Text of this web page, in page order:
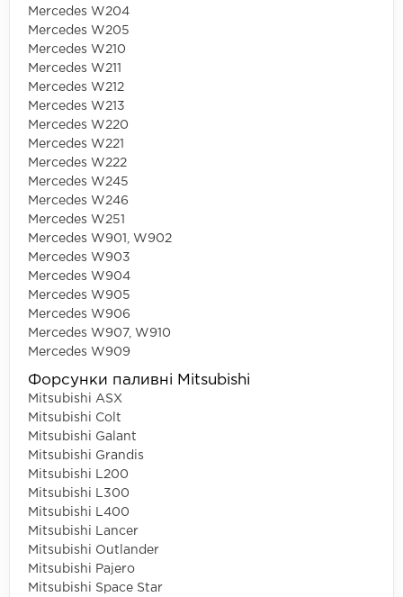
Mercedes W204
Mercedes W205
Mercedes W210
Mercedes W211
Mercedes W212
Mercedes W213
Mercedes W220
Mercedes W221
Mercedes W222
Mercedes W245
Mercedes W246
Mercedes W251
Mercedes W901, W902
Mercedes W903
Mercedes W904
Mercedes W905
Mercedes W906
Mercedes W907, W910
Mercedes W909
Форсунки паливні Mitsubishi
Mitsubishi ASX
Mitsubishi Colt
Mitsubishi Galant
Mitsubishi Grandis
Mitsubishi L200
Mitsubishi L300
Mitsubishi L400
Mitsubishi Lancer
Mitsubishi Outlander
Mitsubishi Pajero
Mitsubishi Space Star